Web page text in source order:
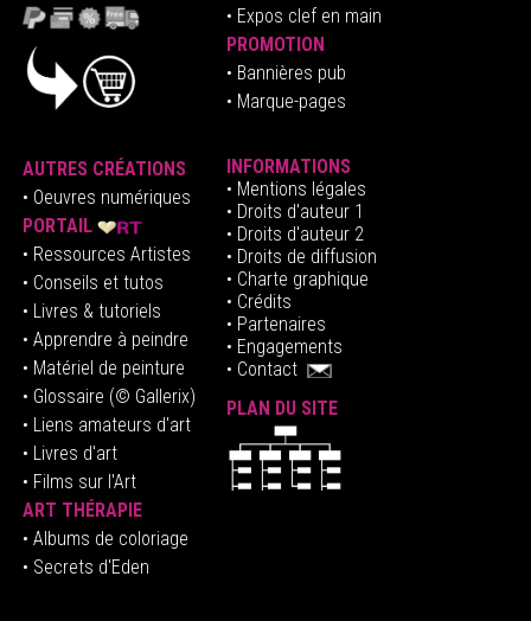
• Expos clef en main
PROMOTION
• Bannières pub
• Marque-pages
AUTRES CRÉATIONS
• Oeuvres numériques
PORTAIL
• Ressources Artistes
• Conseils et tutos
• Livres & tutoriels
• Apprendre à peindre
• Matériel de peinture
• Glossaire (© Gallerix)
• Liens amateurs d'art
• Livres d'art
• Films sur l'Art
ART THÉRAPIE
• Albums de coloriage
• Secrets d'Eden
INFORMATIONS
• Mentions légales
• Droits d'auteur1
• Droits d'auteur 2
• Droits de diffusion
• Charte graphique
• Crédits
• Partenaires
• Engagements
• Contact
PLAN DU SITE